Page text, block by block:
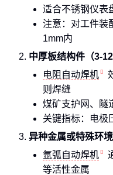
适合不锈钢仪表
注意：对工件装
1mm内
中厚板结构件（3-
电阻自动焊机
则焊缝
煤矿支护网、隧
关键指标：电极
异种金属或特殊环境
氩弧自动焊机
等活性金属